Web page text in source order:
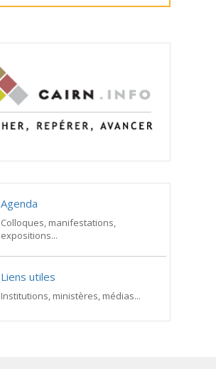
Agenda
Colloques, manifestations,
expositions...
Liens utiles
Institutions, ministères, médias...